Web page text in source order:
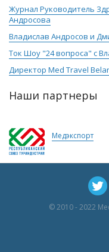
Журнал Руководитель
Андросова
Владислав Андросов и
Ток Шоу "24 вопроса" с
Директор Med Travel
Наши партнеры
Медэкспорт
© 2010 - 2022